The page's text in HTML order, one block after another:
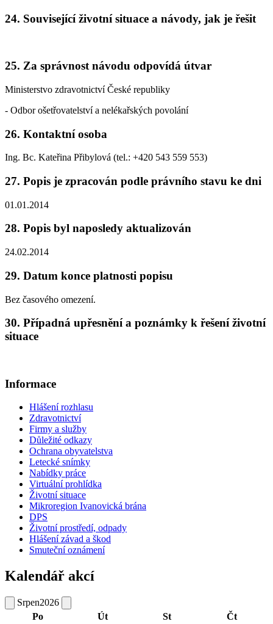
24. Související životní situace a návody, jak je řešit
25. Za správnost návodu odpovídá útvar
Ministerstvo zdravotnictví České republiky
- Odbor ošetřovatelství a nelékařských povolání
26. Kontaktní osoba
Ing. Bc. Kateřina Přibylová (tel.: +420 543 559 553)
27. Popis je zpracován podle právního stavu ke dni
01.01.2014
28. Popis byl naposledy aktualizován
24.02.2014
29. Datum konce platnosti popisu
Bez časového omezení.
30. Případná upřesnění a poznámky k řešení životní
situace
Informace
Hlášení rozhlasu
Zdravotnictví
Firmy a služby
Důležité odkazy
Ochrana obyvatelstva
Letecké snímky
Nabídky práce
Virtuální prohlídka
Životní situace
Mikroregion Ivanovická brána
DPS
Životní prostředí, odpady
Hlášení závad a škod
Smuteční oznámení
Kalendář akcí
Srpen2026
Po
Út St
Čt